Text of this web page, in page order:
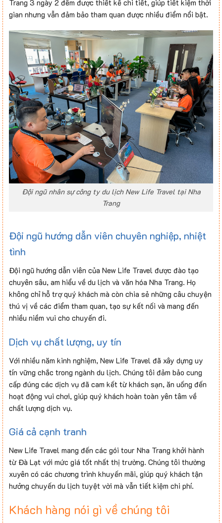
Trang 3 ngày 2 đêm được thiết kế chi tiết, giúp tiết kiệm thời
gian nhưng vẫn đảm bảo tham quan được nhiều điểm nổi bật.
Đội ngũ nhân sự công ty du lịch New Life Travel tại Nha
Trang
Đội ngũ hướng dẫn viên chuyên nghiệp, nhiệt
tình
Đội ngũ hướng dẫn viên của New Life Travel được đào tạo
chuyên sâu, am hiểu về du lịch và văn hóa Nha Trang. Họ
không chỉ hỗ trợ quý khách mà còn chia sẻ những câu chuyện
thú vị về các điểm tham quan, tạo sự kết nối và mang đến
nhiều niềm vui cho chuyến đi.
Dịch vụ chất lượng, uy tín
Với nhiều năm kinh nghiệm, New Life Travel đã xây dựng uy
tín vững chắc trong ngành du lịch. Chúng tôi đảm bảo cung
cấp đúng các dịch vụ đã cam kết từ khách sạn, ăn uống đến
hoạt động vui chơi, giúp quý khách hoàn toàn yên tâm về
chất lượng dịch vụ.
Giá cả cạnh tranh
New Life Travel mang đến các gói tour Nha Trang khởi hành
từ Đà Lạt với mức giá tốt nhất thị trường. Chúng tôi thường
xuyên có các chương trình khuyến mãi, giúp quý khách tận
hưởng chuyến du lịch tuyệt vời mà vẫn tiết kiệm chi phí.
Khách hàng nói gì về chúng tôi